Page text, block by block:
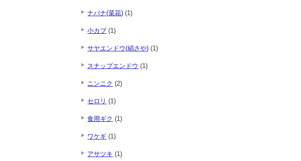
ナバナ(菜花) (1)
小カブ (1)
サヤエンドウ(絹さや) (1)
スナップエンドウ (1)
ニンニク (2)
セロリ (1)
食用ギク (1)
ワケギ (1)
アサツキ (1)